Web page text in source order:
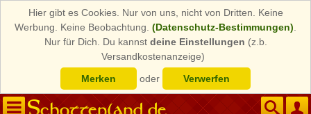
Hier gibt es Cookies. Nur von uns, nicht von Dritten. Keine
Werbung. Keine Beobachtung. (Datenschutz-Bestimmungen)
Nur für Dich. Du kannst deine Einstellungen (z.b.
Versandkostenanzeige)
Merken
oder Verwerfen